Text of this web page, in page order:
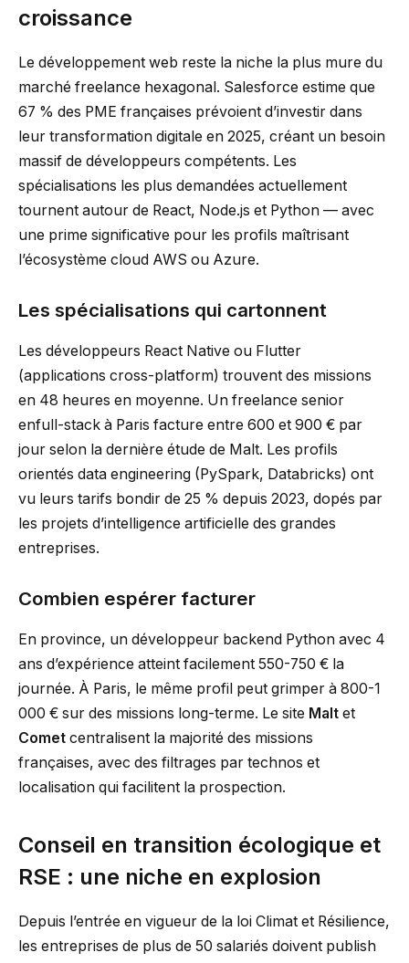
croissance
Le développement web reste la niche la plus mure du
marché freelance hexagonal. Salesforce estime que
67 % des PME françaises prévoient d’investir dans
leur transformation digitale en 2025, créant un besoin
massif de développeurs compétents. Les
spécialisations les plus demandées actuellement
tournent autour de React, Node.js et Python — avec
une prime significative pour les profils maîtrisant
l’écosystème cloud AWS ou Azure.
Les spécialisations qui cartonnent
Les développeurs React Native ou Flutter
(applications cross-platform) trouvent des missions
en 48 heures en moyenne. Un freelance senior
enfull-stack à Paris facture entre 600 et 900 € par
jour selon la dernière étude de Malt. Les profils
orientés data engineering (PySpark, Databricks) ont
vu leurs tarifs bondir de 25 % depuis 2023, dopés par
les projets d’intelligence artificielle des grandes
entreprises.
Combien espérer facturer
En province, un développeur backend Python avec 4
ans d’expérience atteint facilement 550-750 € la
journée. À Paris, le même profil peut grimper à 800-1
000 € sur des missions long-terme. Le site Malt et
Comet centralisent la majorité des missions
françaises, avec des filtrages par technos et
localisation qui facilitent la prospection.
Conseil en transition écologique et
RSE : une niche en explosion
Depuis l’entrée en vigueur de la loi Climat et Résilience,
les entreprises de plus de 50 salariés doivent publish